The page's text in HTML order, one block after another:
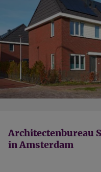
Architectenbureau
in Amsterdam